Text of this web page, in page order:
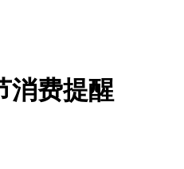
消费提醒